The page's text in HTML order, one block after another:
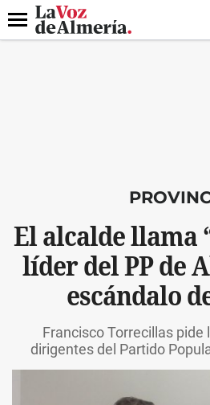
DESTACADO
Menú
El alcalde llama
líder del PP de
escándalo
Francisco Torrecillas pide
dirigentes del Partido